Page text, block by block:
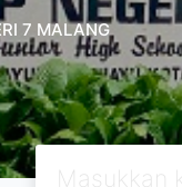
7 MALANG